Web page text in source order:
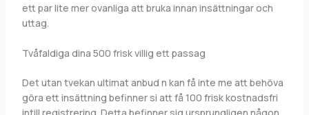
ett par lite mer ovanliga att bruka innan insättningar och
uttag.
Tvåfaldiga dina 500 frisk villig ett passag
Det utan tvekan ultimat anbud n kan få inte me att behöva
göra ett insättning befinner si att få 100 frisk kostnadsfri